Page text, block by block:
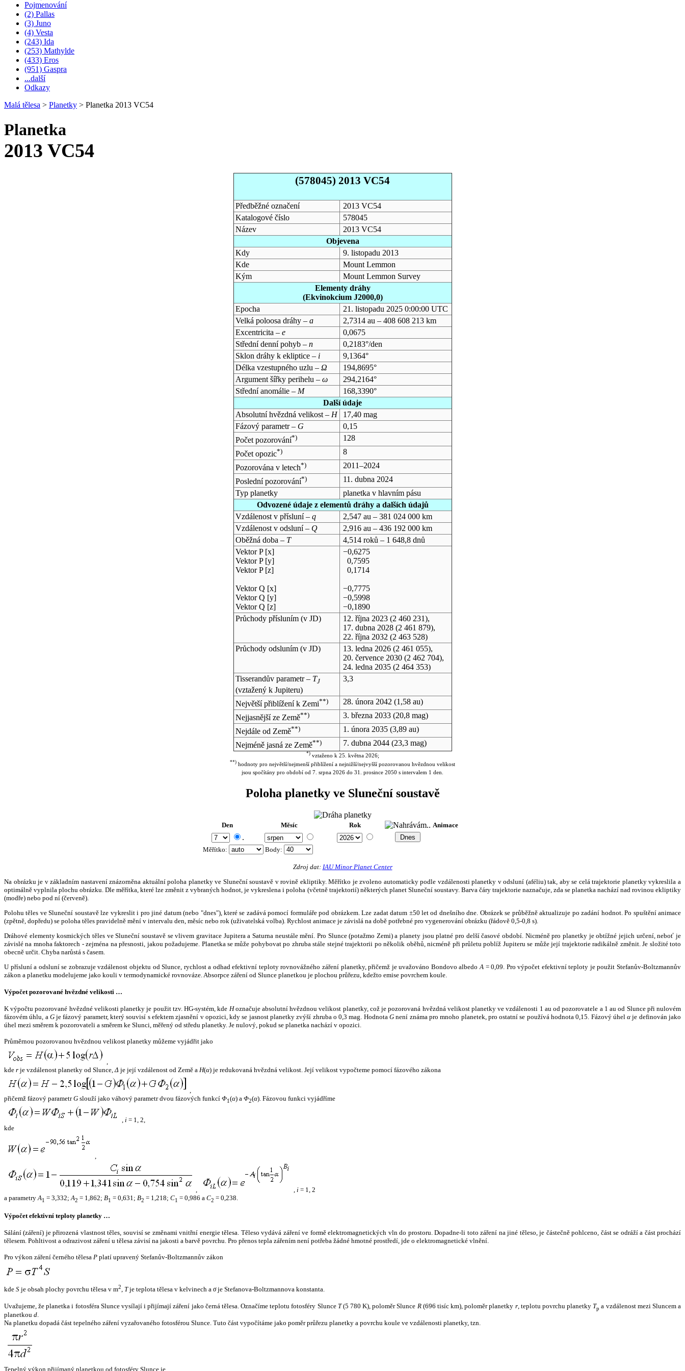
Pojmenování
(2) Pallas
(3) Juno
(4) Vesta
(243) Ida
(253) Mathylde
(433) Eros
(951) Gaspra
...další
Odkazy
Malá tělesa > Planetky > Planetka 2013 VC54
Planetka
2013 VC54
(578045) 2013 VC54
Předběžné označení
2013 VC54
Katalogové číslo
578045
Název
2013 VC54
Objevena
Kdy
9. listopadu 2013
Kde
Mount Lemmon
Kým
Mount Lemmon Survey
Elementy dráhy
(Ekvinokcium J2000,0)
Epocha
21. listopadu 2025 0:00:00 UTC
Velká poloosa dráhy – a
2,7314 au – 408 608 213 km
Excentricita – e
0,0675
Střední denní pohyb – n
0,2183°/den
Sklon dráhy k ekliptice – i
9,1364°
Délka vzestupného uzlu – Ω
194,8695°
Argument šířky perihelu – ω
294,2164°
Střední anomálie – M
168,3390°
Další údaje
Absolutní hvězdná velikost – H
17,40 mag
Fázový parametr – G
0,15
Počet pozorování*)
128
Počet opozic*)
8
Pozorována v letech*)
2011–2024
Poslední pozorování*)
11. dubna 2024
Typ planetky
planetka v hlavním pásu
Odvozené údaje z elementů dráhy a dalších údajů
Vzdálenost v přísluní – q
2,547 au – 381 024 000 km
Vzdálenost v odsluní – Q
2,916 au – 436 192 000 km
Oběžná doba – T
4,514 roků – 1 648,8 dnů
Vektor P [x]
Vektor P [y]
Vektor P [z]
Vektor Q [x]
Vektor Q [y]
Vektor Q [z]
−0,6275
0,7595
0,1714
−0,7775
−0,5998
−0,1890
Průchody přísluním (v JD) 12. října 2023(2 460 231),
17. dubna 2028(2 461 879),
22. října 2032 (2 463 528)
Průchody odsluním (v JD) 13. ledna 2026(2 461 055),
20. července 2030(2 462 704),
24. ledna 2035(2 464 353)
Tisserandův parametr – TJ
(vztažený k Jupiteru)
3,3
Největší přiblížení k Zemi**) 28. února 2042 (1,58 au)
Nejjasnější ze Země**) 3. března 2033(20,8 mag)
Nejdále od Země**) 1. února 2035(3,89 au)
Nejméně jasná ze Země**) 7. dubna 2044(23,3 mag)
*)vztaženo k 25. května 2026;
**) hodnoty pro největší/nejmenší přiblížení a nejnižší/nejvyšší pozorovanou hvězdnou velikost
jsou spočítány pro období od 7. srpna 2026 do 31. prosince 2050 s intervalem 1 den.
Poloha planetky ve Sluneční soustavě
Den Měsíc Rok Animace
.
Měřítko: Body:
Zdroj dat: IAU Minor Planet Center
Na obrázku je v základním nastavení znázorněna aktuální poloha planetky ve Sluneční soustavě v rovině ekliptiky. Měřítko je zvoleno automaticky podle vzdálenosti planetky v odsluní (aféliu) tak, aby se celá trajektorie planetky vykreslila a
optimálně vyplnila plochu obrázku. Dle měřítka, které lze změnit z vybraných hodnot, je vykreslena i poloha (včetně trajektorií) některých planet Sluneční soustavy. Barva čáry trajektorie naznačuje, zda se planetka nachází nad rovinou ekliptiky
(modře) nebo pod ní (červeně).
Polohu těles ve Sluneční soustavě lze vykreslit i pro jiné datum (nebo "dnes"), které se zadává pomocí formuláře pod obrázkem. Lze zadat datum ±50 let od dnešního dne. Obrázek se průběžně aktualizuje po zadání hodnot. Po spuštění animace
(zpětně, dopředu) se poloha těles pravidelně mění v intervalu den, měsíc nebo rok (uživatelská volba). Rychlost animace je závislá na době potřebné pro vygenerování obrázku (řádově 0,5-0,8 s).
Dráhové elementy kosmických těles ve Sluneční soustavě se vlivem gravitace Jupitera a Saturna neustále mění. Pro Slunce (potažmo Zemi) a planety jsou platné pro delší časové období. Nicméně pro planetky je obtížné jejich určení, neboť je
závislé na mnoha faktorech - zejména na přesnosti, jakou požadujeme. Planetka se může pohybovat po zhruba stále stejné trajektorii po několik oběhů, nicméně při průletu poblíž Jupiteru se může její trajektorie radikálně změnit. Je složité toto
obecně určit. Chyba narůstá s časem.
U přísluní a odsluní se zobrazuje vzdálenost objektu od Slunce, rychlost a odhad efektivní teploty rovnovážného záření planetky, přičemž je uvažováno Bondovo albedo A = 0,09. Pro výpočet efektivní teploty je použit Stefanův-Boltzmannův
zákon a planetku modelujeme jako kouli v termodynamické rovnováze. Absorpce záření od Slunce planetkou je plochou průřezu, kdežto emise povrchem koule.
Výpočet pozorované hvězdné velikosti …
K výpočtu pozorované hvězdné velikosti planetky je použit tzv. HG-systém, kde Hoznačuje absolutní hvězdnou velikost planetky, což je pozorovaná hvězdná velikost planetky ve vzdálenosti 1 au od pozorovatele a 1 au od Slunce při nulovém
fázovém úhlu, a Gje fázový parametr, který souvisí s efektem zjasnění v opozici, kdy se jasnost planetky zvýší zhruba o 0,3 mag. HodnotaG není známa pro mnoho planetek, pro ostatní se používá hodnota 0,15. Fázový úhelα je definován jako
úhel mezi směrem k pozorovateli a směrem ke Slunci, měřený od středu planetky. Je nulový, pokud se planetka nachází v opozici.
Průměrnou pozorovanou hvězdnou velikost planetky můžeme vyjádřit jako
,
kde r je vzdálenost planetky od Slunce,Δ je její vzdálenost od Země a H(α) je redukovaná hvězdná velikost. Její velikost vypočteme pomocí fázového zákona
,
přičemž fázový parametrG slouží jako váhový parametr dvou fázových funkcí Φ1(α) a Φ2(α). Fázovou funkci vyjádříme
, i = 1, 2,
kde
,
, , i = 1, 2
a parametryA1 = 3,332;A2 = 1,862; B1 = 0,631; B2 = 1,218; C1 = 0,986 a C2 = 0,238.
Výpočet efektivní teploty planetky …
Sálání (záření) je přirozená vlastnost těles, souvisí se změnami vnitřní energie tělesa. Těleso vydává záření ve formě elektromagnetických vln do prostoru. Dopadne-li toto záření na jiné těleso, je částečně pohlceno, část se odráží a část prochází
tělesem. Pohltivost a odrazivost záření u tělesa závisí na jakosti a barvě povrchu. Pro přenos tepla zářením není potřeba žádné hmotné prostředí, jde o elektromagnetické vlnění.
Pro výkon záření černého tělesa P platí upravený Stefanův-Boltzmannův zákon
kde S je obsah plochy povrchu tělesa v m2, Tje teplota tělesa v kelvinech a σje Stefanova-Boltzmannova konstanta.
Uvažujeme, že planetka i fotosféra Slunce vysílají i přijímají záření jako černá tělesa. Označíme teplotu fotosféry Slunce T(5 780 K), poloměr Slunce R(696 tisíc km), poloměr planetky r, teplotu povrchu planetky Tp a vzdálenost mezi Sluncem a
planetkou d.
Na planetku dopadá část tepelného záření vyzařovaného fotosférou Slunce. Tuto část vypočítáme jako poměr průřezu planetky a povrchu koule ve vzdálenosti planetky, tzn.
Tepelný výkon přijímaný planetkou od fotosféry Slunce je